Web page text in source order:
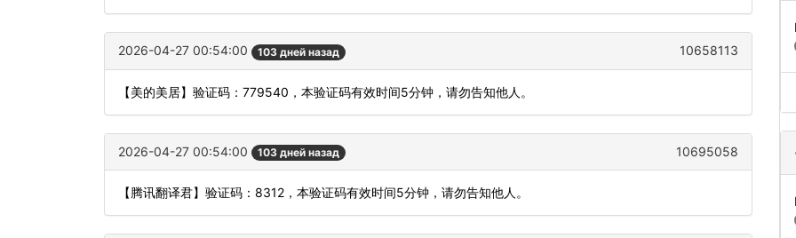
2026-04-27 00:54:00 103 дней назад 10658113
【美的美居】验证码：779540，本验证码有效时间5分钟，请勿告知他人。
2026-04-27 00:54:00 103 дней назад 10695058
【腾讯翻译君】验证码：8312，本验证码有效时间5分钟，请勿告知他人。